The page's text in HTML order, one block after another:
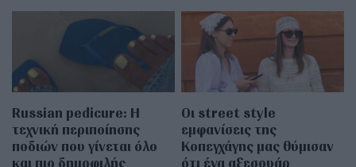
Russian pedicure: Η
τεχνική περιποίησης
ποδιών που γίνεται όλο
και πιο δημοφιλής
Οι street style
εμφανίσεις της
Κοπεγχάγης μας θύμισαν
ότι ένα αξεσουάρ